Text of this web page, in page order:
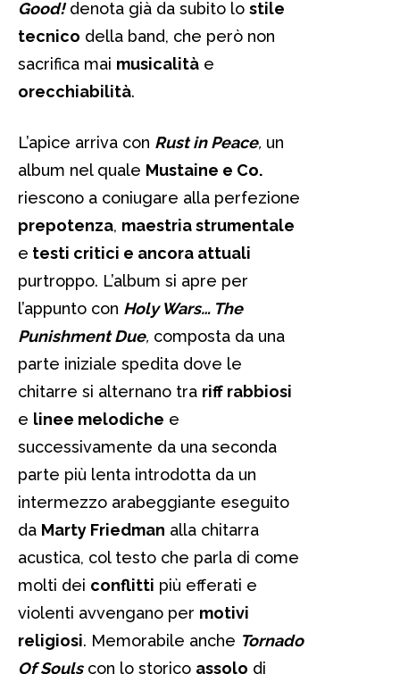
Good! denota già da subito lo stile
tecnico della band, che però non
sacrifica mai musicalità e
orecchiabilità.
L’apice arriva con Rust in Peace, un
album nel quale Mustaine e Co.
riescono a coniugare alla perfezione
prepotenza, maestria strumentale
e testi critici e ancora attuali
purtroppo. L’album si apre per
l’appunto con Holy Wars… The
Punishment Due, composta da una
parte iniziale spedita dove le
chitarre si alternano tra riff rabbiosi
e linee melodiche e
successivamente da una seconda
parte più lenta introdotta da un
intermezzo arabeggiante eseguito
da Marty Friedman alla chitarra
acustica, col testo che parla di come
molti dei conflitti più efferati e
violenti avvengano per motivi
religiosi. Memorabile anche Tornado
Of Soulscon lo storico assolo di